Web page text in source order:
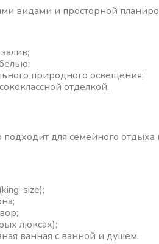
видами и просторной
природного освещения;
отделкой.
для семейного
size);
люксах);
ванная с ванной и душем.